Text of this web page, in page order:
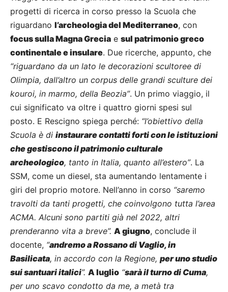
progetti di ricerca in corso presso la Scuola che
riguardano l’archeologia del Mediterraneo, con
focus sulla Magna Grecia e sul patrimonio greco
continentale e insulare. Due ricerche, appunto, che
“riguardano da un lato le decorazioni scultoree di
Olimpia, dall’altro un corpus delle grandi sculture dei
kouroi, in marmo, della Beozia”. Un primo viaggio, il
cui significato va oltre i quattro giorni spesi sul
posto. E Rescigno spiega perché: “l’obiettivo della
Scuola è di instaurare contatti forti con le istituzioni
che gestiscono il patrimonio culturale
archeologico, tanto in Italia, quanto all’estero”. La
SSM, come un diesel, sta aumentando lentamente i
giri del proprio motore. Nell’anno in corso “saremo
travolti da tanti progetti, che coinvolgono tutta l’area
ACMA. Alcuni sono partiti già nel 2022, altri
prenderanno vita a breve”. A giugno, conclude il
docente, “andremo a Rossano di Vaglio, in
Basilicata, in accordo con la Regione, per uno studio
sui santuari italici”. A luglio “sarà il turno di Cuma,
per uno scavo condotto da me, a metà tra